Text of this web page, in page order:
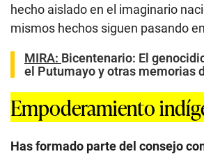
hecho aislado en el imaginario
mismos hechos siguen pasando
MIRA: Bicentenario: El
el Putumayo y otras memorias
Empoderamiento
Has formado parte del consejo